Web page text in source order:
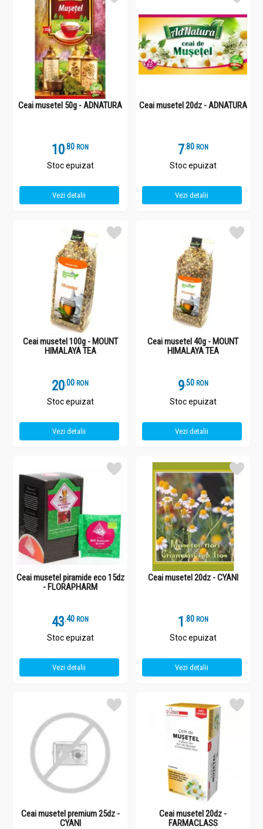
Ceai musetel 50g - ADNATURA
10.8 RON
Stoc epuizat
Vezi detalii
Ceai musetel 20dz - ADNATURA
7.8 RON
Stoc epuizat
Vezi detalii
Ceai musetel 100g - MOUNT
HIMALAYA TEA
20.0 RON
Stoc epuizat
Vezi detalii
Ceai musetel 40g - MOUNT
HIMALAYA TEA
9.5 RON
Stoc epuizat
Vezi detalii
Ceai musetel piramide eco 15dz
- FLORAPHARM
43.4 RON
Stoc epuizat
Vezi detalii
Ceai musetel 20dz - CYANI
1 .8 RON
Stoc epuizat
Vezi detalii
Ceai musetel premium 25dz -
CYANI
Ceai musetel 20dz -
FARMACLASS